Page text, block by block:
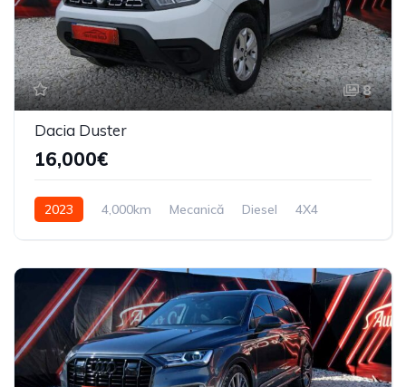
8
Dacia Duster
16,000€
2023 4,000km Mecanică Diesel 4X4